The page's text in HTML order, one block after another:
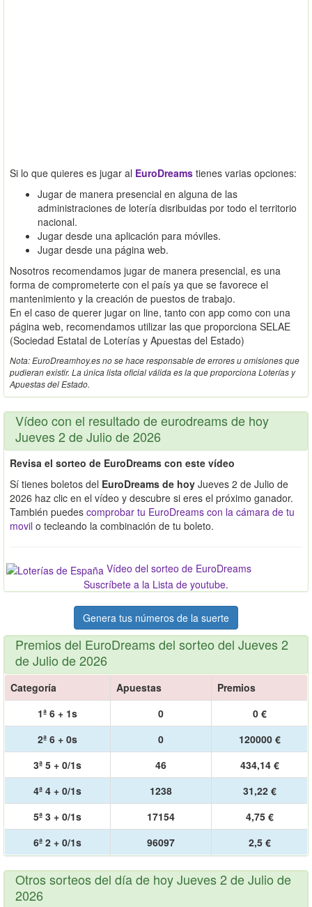
Si lo que quieres es jugar al EuroDreams tienes varias opciones:
Jugar de manera presencial en alguna de las
administraciones de lotería disribuidas por todo el territorio
nacional.
Jugar desde una aplicación para móviles.
Jugar desde una página web.
Nosotros recomendamos jugar de manera presencial, es una
forma de comprometerte con el país ya que se favorece el
mantenimiento y la creación de puestos de trabajo.
En el caso de querer jugar on line, tanto con app como con una
página web, recomendamos utilizar las que proporciona SELAE
(Sociedad Estatal de Loterías y Apuestas del Estado)
Nota: EuroDreamhoy.es no se hace responsable de errores u omisiones que
pudieran existir. La única lista oficial válida es la que proporciona Loterías y
Apuestas del Estado.
Vídeo con el resultado de eurodreams de hoy
Jueves 2 de Julio de 2026
Revisa el sorteo de EuroDreams con este vídeo
Sí tienes boletos del EuroDreams de hoy Jueves 2 de Julio de
2026 haz clic en el vídeo y descubre si eres el próximo ganador.
También puedes comprobar tu EuroDreams con la cámara de tu
movil o tecleando la combinación de tu boleto.
Vídeo del sorteo de EuroDreams
Suscríbete a la Lista de youtube.
Genera tus números de la suerte
Premios del EuroDreams del sorteo del Jueves 2
de Julio de 2026
Categoría Apuestas
Premios
1ª 6 + 1s
0
0 €
2ª 6 + 0s
0
120000 €
3ª 5 + 0/1s
46
434,14 €
4ª 4 + 0/1s
1238
31,22 €
5ª 3 + 0/1s
17154
4,75 €
6ª 2 + 0/1s
96097 2,5 €
Otros sorteos del día de hoy Jueves 2 de Julio de
2026